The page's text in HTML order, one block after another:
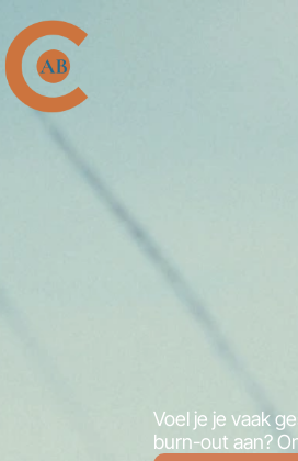
Voel je je vaak
burn-out aan?